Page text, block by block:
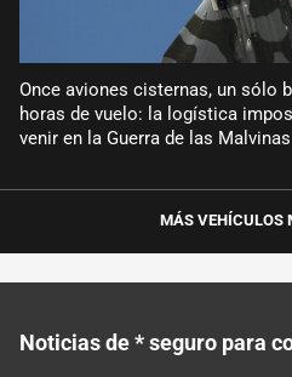
Once aviones cisternas, un sólo
horas de vuelo: la logística
venir en la Guerra de las Malvinas
MÁS VEHÍCULOS
Noticias de * seguro para